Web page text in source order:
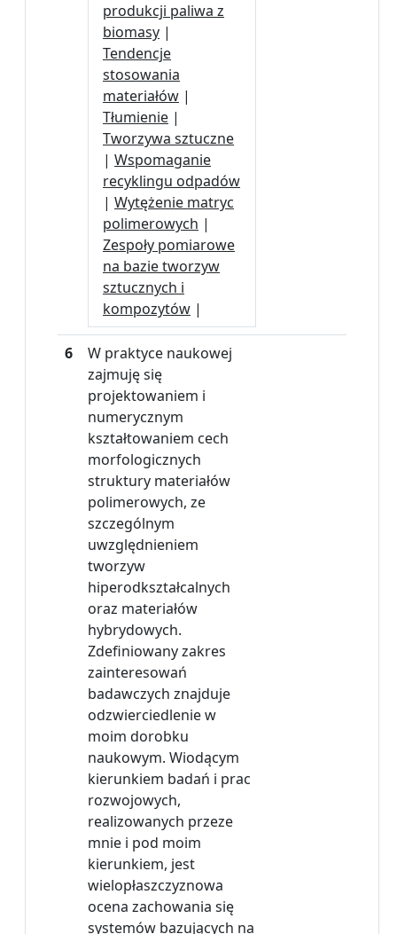
produkcji paliwa z
biomasy |
Tendencje
stosowania
materiałów |
Tłumienie |
Tworzywa sztuczne
| Wspomaganie
recyklingu odpadów
| Wytężenie matryc
polimerowych |
Zespoły pomiarowe
na bazie tworzyw
sztucznych i
kompozytów |
6
W praktyce naukowej
zajmuję się
projektowaniem i
numerycznym
kształtowaniem cech
morfologicznych
struktury materiałów
polimerowych, ze
szczególnym
uwzględnieniem
tworzyw
hiperodkształcalnych
oraz materiałów
hybrydowych.
Zdefiniowany zakres
zainteresowań
badawczych znajduje
odzwierciedlenie w
moim dorobku
naukowym. Wiodącym
kierunkiem badań i prac
rozwojowych,
realizowanych przeze
mnie i pod moim
kierunkiem, jest
wielopłaszczyznowa
ocena zachowania się
systemów bazujących na